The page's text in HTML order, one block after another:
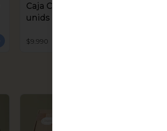
Caja Criollitos: 20
unids
$9.990